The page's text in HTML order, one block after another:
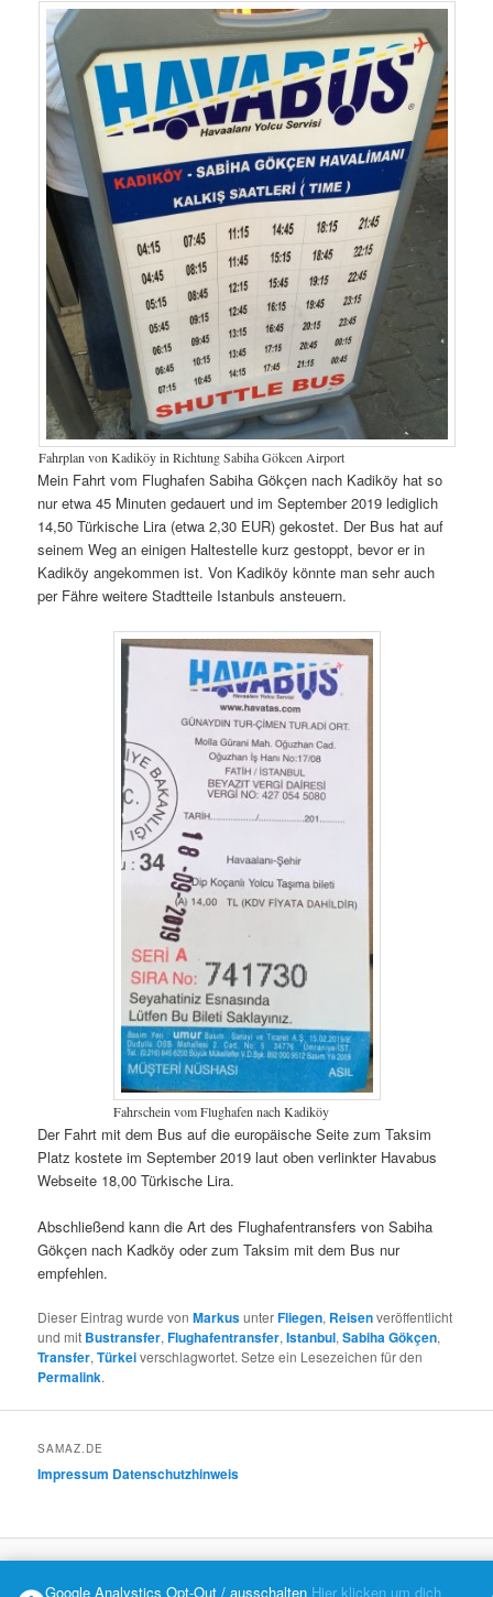
Fahrplan von Kadiköy in Richtung Sabiha Gökcen Airport
Mein Fahrt vom Flughafen Sabiha Gökçen nach Kadiköy hat so
nur etwa 45 Minuten gedauert und im September 2019 lediglich
14,50 Türkische Lira (etwa 2,30 EUR) gekostet. Der Bus hat auf
seinem Weg an einigen Haltestelle kurz gestoppt, bevor er in
Kadiköy angekommen ist. Von Kadiköy könnte man sehr auch
per Fähre weitere Stadtteile Istanbuls ansteuern.
Fahrschein vom Flughafen nach Kadiköy
Der Fahrt mit dem Bus auf die europäische Seite zum Taksim
Platz kostete im September 2019 laut oben verlinkter Havabus
Webseite 18,00 Türkische Lira.
Abschließend kann die Art des Flughafentransfers von Sabiha
Gökçen nach Kadköy oder zum Taksim mit dem Bus nur
empfehlen.
Dieser Eintrag wurde vonMarkusunterFliegen, Reisenveröffentlicht
und mit Bustransfer,Flughafentransfer,Istanbul,Sabiha Gökçen,
Transfer,Türkeiverschlagwortet. Setze ein Lesezeichen für den
Permalink.
SAMAZ.DE
Impressum Datenschutzhinweis
Google Analystics Opt-Out / ausschalten Hier klicken um dich